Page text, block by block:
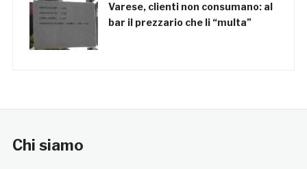
Varese, clienti non consumano: al
bar il prezzario che li “multa”
Chi siamo